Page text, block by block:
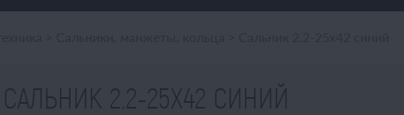
САЛЬНИК 2.2-25Х42 СИНИЙ